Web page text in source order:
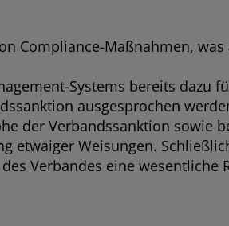
Compliance-Maßnahmen,
Systems bereits dazu
ausgesprochen
der Verbandssanktion sowie
etwaiger Weisungen.
Verbandes eine wesentliche